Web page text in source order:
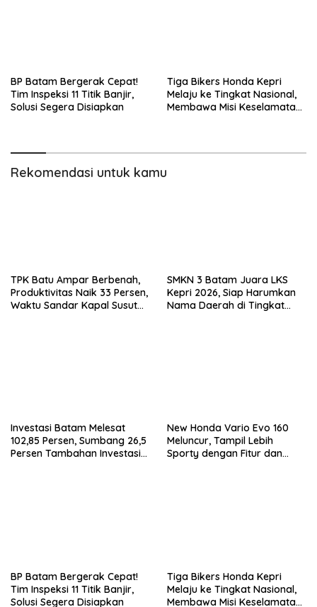
BP Batam Bergerak Cepat!
Tim Inspeksi 11 Titik Banjir,
Solusi Segera Disiapkan
Tiga Bikers Honda Kepri
Melaju ke Tingkat Nasional,
Membawa Misi Keselamatan
Rekomendasi untuk kamu
TPK Batu Ampar Berbenah,
Produktivitas Naik 33 Persen,
Waktu Sandar Kapal Susut
SMKN 3 Batam Juara LKS
Kepri 2026, Siap Harumkan
Nama Daerah di Tingkat
Investasi Batam Melesat
102,85 Persen, Sumbang 26,5
Persen Tambahan Investasi
New Honda Vario Evo 160
Meluncur, Tampil Lebih
Sporty dengan Fitur dan
BP Batam Bergerak Cepat!
Tim Inspeksi 11 Titik Banjir,
Solusi Segera Disiapkan
Tiga Bikers Honda Kepri
Melaju ke Tingkat Nasional,
Membawa Misi Keselamatan